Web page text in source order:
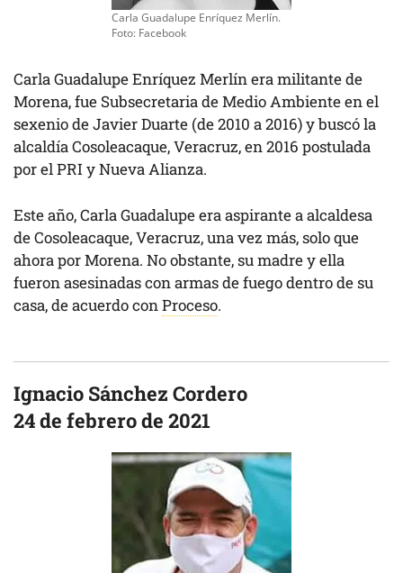
Carla Guadalupe Enríquez Merlín.
Foto: Facebook
Carla Guadalupe Enríquez Merlín era militante de
Morena, fue Subsecretaria de Medio Ambiente en el
sexenio de Javier Duarte (de 2010 a 2016) y buscó la
alcaldía Cosoleacaque, Veracruz, en 2016 postulada
por el PRI y Nueva Alianza.
Este año, Carla Guadalupe era aspirante a alcaldesa
de Cosoleacaque, Veracruz, una vez más, solo que
ahora por Morena. No obstante, su madre y ella
fueron asesinadas con armas de fuego dentro de su
casa, de acuerdo con Proceso.
Ignacio Sánchez Cordero
24 de febrero de 2021